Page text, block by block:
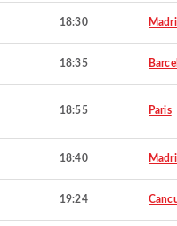
18:30
18:35
18:55 Paris
18:40
19:24